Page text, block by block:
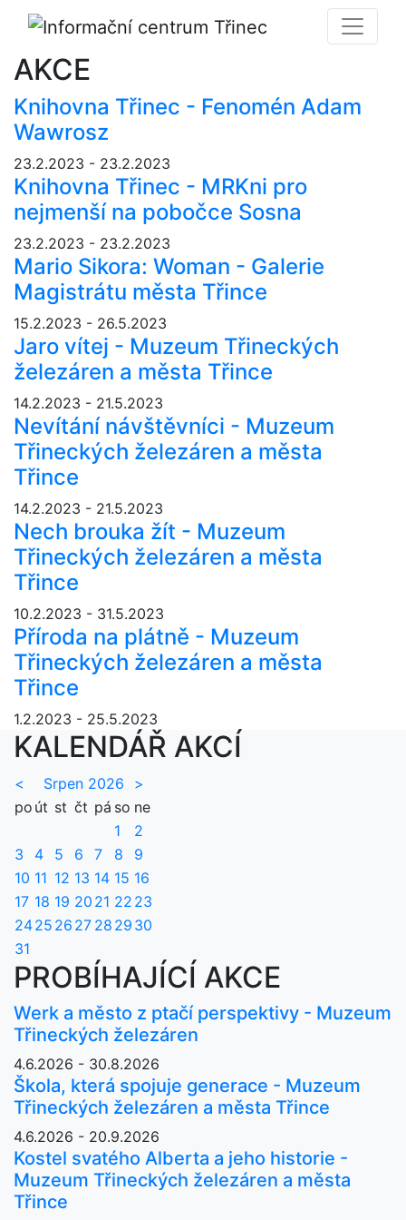
AKCE
Knihovna Třinec - Fenomén Adam
Wawrosz
23.2.2023 - 23.2.2023
Knihovna Třinec - MRKni pro
nejmenší na pobočce Sosna
23.2.2023 - 23.2.2023
Mario Sikora: Woman - Galerie
Magistrátu města Třince
15.2.2023 - 26.5.2023
Jaro vítej - Muzeum Třineckých
železáren a města Třince
14.2.2023 - 21.5.2023
Nevítání návštěvníci - Muzeum
Třineckých železáren a města
Třince
14.2.2023 - 21.5.2023
Nech brouka žít - Muzeum
Třineckých železáren a města
Třince
10.2.2023 - 31.5.2023
Příroda na plátně - Muzeum
Třineckých železáren a města
Třince
1.2.2023 - 25.5.2023
KALENDÁŘ AKCÍ
< Srpen 2026
>
po út st čt pá so ne
1
2
3
4 5 6 7 8
9
10 11 12 13 14 15 16
17 18 19 20 21 22 23
2425 26 27 28 29 30
31
PROBÍHAJÍCÍ AKCE
Werk a město z ptačí perspektivy - Muzeum
Třineckých železáren
4.6.2026 - 30.8.2026
Škola, která spojuje generace - Muzeum
Třineckých železáren a města Třince
4.6.2026 - 20.9.2026
Kostel svatého Alberta a jeho historie -
Muzeum Třineckých železáren a města
Třince